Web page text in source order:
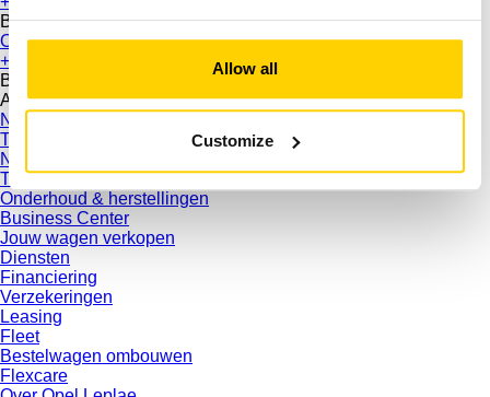
Allow all
Customize
BE 0732 966 939
Opel Leplae Torhout
+32 50 21 24 13
BE 0746 629 586
Aanbod
Nieuwe personenwagens
Tweedehands personenwagens
Nieuwe bestelwagens
Tweedehands bestelwagens
Onderhoud & herstellingen
Business Center
Jouw wagen verkopen
Diensten
Financiering
Verzekeringen
Leasing
Fleet
Bestelwagen ombouwen
Flexcare